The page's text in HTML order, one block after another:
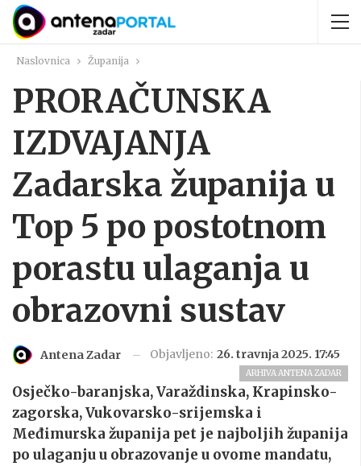
Naslovnica Županija
PRORAČUNSKA
IZDVAJANJA
Zadarska županija u
Top 5 po postotnom
porastu ulaganja u
obrazovni sustav
Antena Zadar Objavljeno: 26. travnja 2025. 17:45
ARHIVA ANTENA ZADAR
Osječko-baranjska, Varaždinska, Krapinsko-
zagorska, Vukovarsko-srijemska i
Međimurska županija pet je najboljih županija
po ulaganju u obrazovanje u ovome mandatu,